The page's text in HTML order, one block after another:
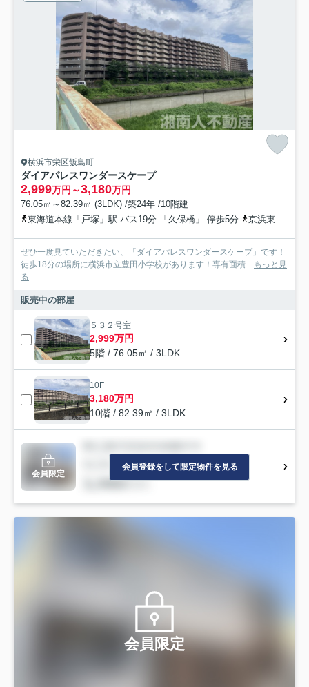
横浜市栄区飯島町
ダイアパレスワンダースケープ
2,999万円～3,180万円
76.05㎡～82.39㎡ (3LDK) /築24年 /10階建
東海道本線「戸塚」駅 バス19分 「久保橋」 停歩5分
京浜東北線「大船」駅 バス13分 神奈川中央交通「金井〔栄区〕」 停歩9分
ぜひ一度見ていただきたい、「ダイアパレスワンダースケープ」です！
徒歩18分の場所に横浜市立豊田小学校があります！専有面積... もっと見
る
販売中の部屋
５３２号室
2,999万円
5階 / 76.05㎡ / 3LDK
10F
3,180万円
10階 / 82.39㎡ / 3LDK
会員限定
会員登録をして限定物件を見る
会員限定